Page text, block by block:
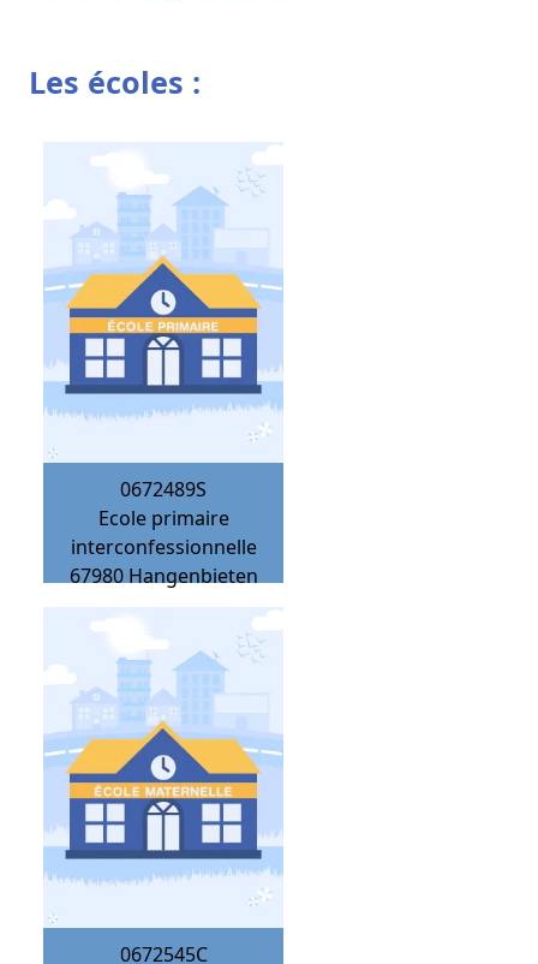
Les écoles :
0672489S
Ecole primaire
interconfessionnelle
67980 Hangenbieten
0672545C